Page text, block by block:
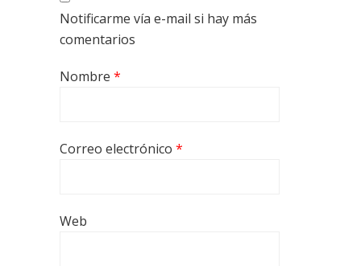
Notificarme vía e-mail si hay más
comentarios
Nombre *
Correo electrónico *
Web